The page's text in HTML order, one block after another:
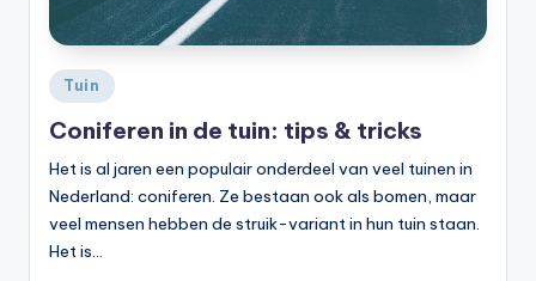
Geplaatst
in
Tuin
Coniferen in de tuin: tips & tricks
Het is al jaren een populair onderdeel van veel tuinen in
Nederland: coniferen. Ze bestaan ook als bomen, maar
veel mensen hebben de struik-variant in hun tuin staan.
Het is…